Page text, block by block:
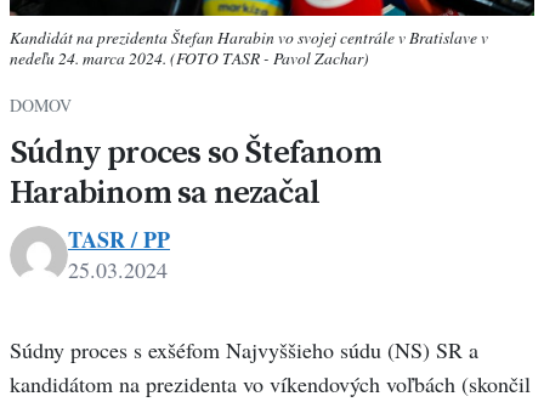
Kandidát na prezidenta Štefan Harabin vo svojej centrále v Bratislave v
nedeľu 24. marca 2024. (FOTO TASR - Pavol Zachar)
DOMOV
Súdny proces so Štefanom
Harabinom sa nezačal
TASR / PP
25.03.2024
Súdny proces s exšéfom Najvyššieho súdu (NS) SR a
kandidátom na prezidenta vo víkendových voľbách (skončil